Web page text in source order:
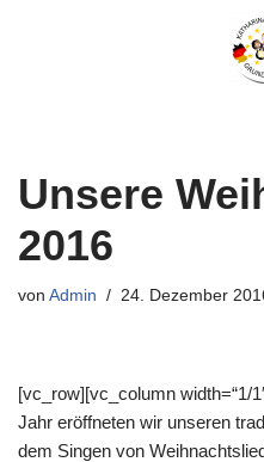
Unsere
2016
von Admin 24. Dezember
[vc_row][vc_column width=“1/
Jahr eröffneten wir unseren
dem Singen von